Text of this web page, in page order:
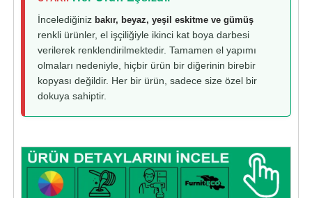
İncelediğiniz bakır, beyaz, yeşil eskitme ve gümüş
renkli ürünler, el işçiliğiyle ikinci kat boya darbesi
verilerek renklendirilmektedir. Tamamen el yapımı
olmaları nedeniyle, hiçbir ürün bir diğerinin birebir
kopyası değildir. Her bir ürün, sadece size özel bir
dokuya sahiptir.